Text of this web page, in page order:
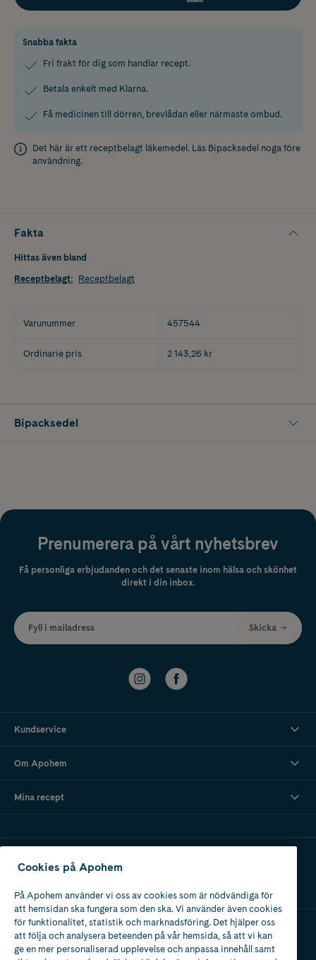
Snabba fakta
Fri frakt för dig som handlar recept.
Betala enkelt med Klarna.
Få medicinen till dörren, brevlådan eller närmaste ombud.
Det här är ett receptbelagt läkemedel. Läs Bipacksedel noga före
användning.
Fakta
Hittas även bland
Receptbelagt: Receptbelagt
Varunummer 457544
Ordinarie pris 2 143,26 kr
Bipacksedel
Prenumerera på vårt nyhetsbrev
Få personliga erbjudanden och det senaste inom hälsa och skönhet
direkt i din inbox.
Fyll i mailadress Skicka
Kundservice
Om Apohem
Mina recept
Apotek med tillstånd
av Läkemedelsverket
Cookies på Apohem
På Apohem använder vi oss av cookies som är nödvändiga för
att hemsidan ska fungera som den ska. Vi använder även cookies
för funktionalitet, statistik och marknadsföring. Det hjälper oss
att följa och analysera beteenden på vår hemsida, så att vi kan
ge en mer personaliserad upplevelse och anpassa innehåll samt